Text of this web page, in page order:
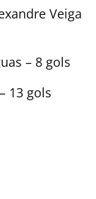
Veiga
– 8 gols
13 gols